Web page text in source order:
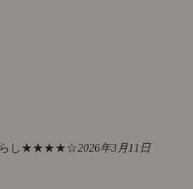
し★★★★☆2026年3月11日